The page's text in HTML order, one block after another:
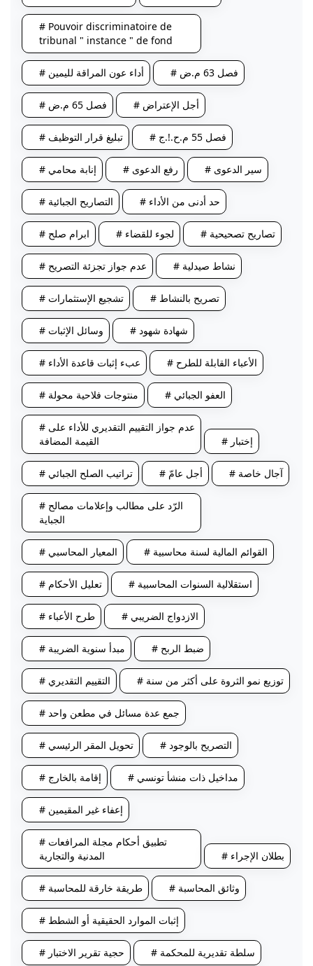
# Pouvoir discriminatoire de
tribunal " instance " de fond
# أداء عون المراقة لليمين # فصل 63 م.ض
# فصل 65 م.ض # أجل الإعتراض
# تبليغ قرار التوظيف # فصل 55 م.ح.!.ج
# إنابة محامي # رفع الدعوى # سير الدعوى
# التصاريح الجبائية # حد أدنى من الأداء
# ابرام صلح # لجوء للقضاء # تصاريح تصحيحية
# عدم جواز تجزئة التصريح # نشاط صيدلية
# تشجيع الإستثمارات # تصريح بالنشاط
# وسائل الإثبات # شهادة شهود
# عبء إثبات قاعدة الأداء # الأعباء القابلة للطرح
# منتوجات فلاحية محولة # العفو الجبائي
# عدم جواز التقييم التقديري للأداء على
القيمة المضافة
# إختبار
# تراتيب الصلح الجبائي # أجل عامّ # آجال خاصة
# الرّد على مطالب وإعلامات مصالح
الجباية
# المعيار المحاسبي # القوائم المالية لسنة محاسبية
# تعليل الأحكام # استقلالية السنوات المحاسبية
# طرح الأعباء # الازدواج الضريبي
# مبدأ سنوية الضريبة # ضبط الربح
# التقييم التقديري # توزيع نمو الثروة على أكثر من سنة
# جمع عدة مسائل في مطعن واحد
# تحويل المقر الرئيسي # التصريح بالوجود
# إقامة بالخارج # مداخيل ذات منشأ تونسي
# إعفاء غير المقيمين
# تطبيق أحكام مجلة المرافعات
المدنية والتجارية
# بطلان الإجراء
# طريقة خارقة للمحاسبة # وثائق المحاسبة
# إثبات الموارد الحقيقية أو الشطط
# حجية تقرير الاختبار # سلطة تقديرية للمحكمة